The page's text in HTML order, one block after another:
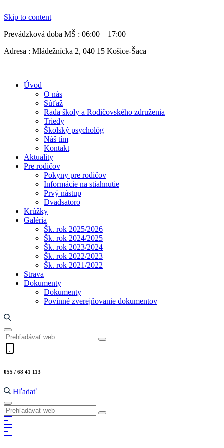
Skip to content
Prevádzková doba MŠ : 06:00 – 17:00
Adresa : Mládežnícka 2, 040 15 Košice-Šaca
Úvod
O nás
Súťaž
Rada školy a Rodičovského združenia
Triedy
Školský psychológ
Náš tím
Kontakt
Aktuality
Pre rodičov
Pokyny pre rodičov
Informácie na stiahnutie
Prvý nástup
Dvadsatoro
Krúžky
Galéria
Šk. rok 2025/2026
Šk. rok 2024/2025
Šk. rok 2023/2024
Šk. rok 2022/2023
Šk. rok 2021/2022
Strava
Dokumenty
Dokumenty
Povinné zverejňovanie dokumentov
055 / 68 41 113
Hľadať